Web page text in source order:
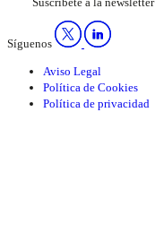
Síguenos
Aviso Legal
Política de Cookies
Política de privacidad